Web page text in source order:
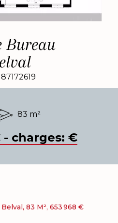
Bureau
83 m²
- charges: €
83 M², 653 968 €